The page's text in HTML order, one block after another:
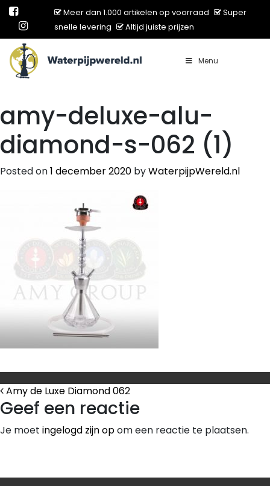
Meer dan 1.000 artikelen op voorraad
Super
snelle levering
Altijd juiste prijzen
Main Navigation Menu
amy-deluxe-alu-
diamond-s-062 (1)
Posted on1 december 2020 byWaterpijpWereld.nl
Bericht Navigatie
Amy de Luxe Diamond 062
Geef een reactie
Je moet ingelogd zijn opom een reactie te plaatsen.